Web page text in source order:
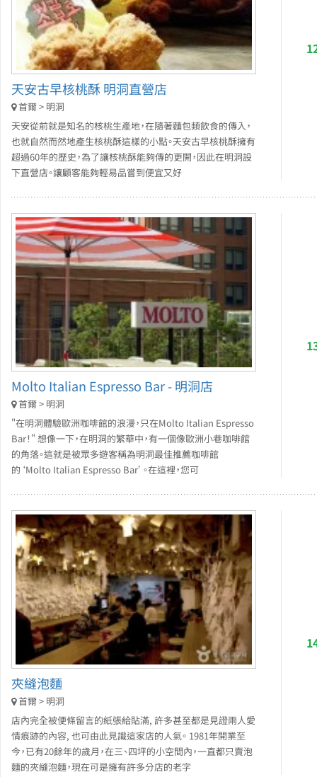
天安古早核桃酥 明洞直營店
首爾 > 明洞
天安從前就是知名的核桃生產地，在隨著麵包類飲食的傳入，
也就自然而然地產生核桃酥這樣的小點。天安古早核桃酥擁有
超過60年的歷史，為了讓核桃酥能夠傳的更開，因此在明洞設
下直營店。讓顧客能夠輕易品嘗到便宜又好
Molto Italian Espresso Bar - 明洞店
首爾 > 明洞
"在明洞體驗歐洲咖啡館的浪漫，只在Molto Italian Espresso
Bar！" 想像一下，在明洞的繁華中，有一個像歐洲小巷咖啡館
的角落。這就是被眾多遊客稱為明洞最佳推薦咖啡館
的‘Molto Italian Espresso Bar’。在這裡，您可
夾縫泡麵
首爾 > 明洞
店內完全被便條留言的紙張給貼滿, 許多甚至都是見證兩人愛
情痕跡的內容, 也可由此見識這家店的人氣。 1981年開業至
今，已有20餘年的歲月，在三、四坪的小空間內，一直都只賣泡
麵的夾縫泡麵，現在可是擁有許多分店的老字